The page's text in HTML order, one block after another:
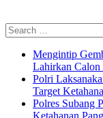
Search
for:
Mengintip
Lahirkan Calon
Polri
Target
Polres Subang
Ketahanan